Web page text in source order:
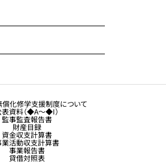
化修学支援制度について
資料（◆A～◆I）
監事監査報告書
財産目録
資金収支計算書
業活動収支計算書
事業報告書
貸借対照表